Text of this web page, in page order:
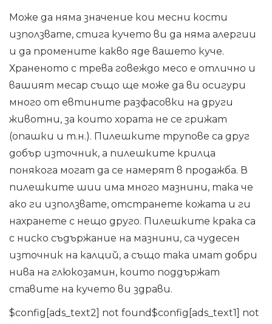
Може да няма значение кои месни кости
използвате, стига кучето ви да няма алергии
и да промените какво яде вашето куче.
Храненото с трева говеждо месо е отлично и
вашият месар също ще може да ви осигури
много от евтините разфасовки на други
животни, за които хората не се грижат
(опашки и т.н.). Пилешките трупове са друг
добър източник, а пилешките крилца
понякога могат да се намерят в продажба. В
пилешките шии има много мазнини, така че
ако ги използвате, отстранете кожата и ги
нахранете с нещо друго. Пилешките крака са
с ниско съдържание на мазнини, са чудесен
източник на калций, а също така имат добри
нива на глюкозамин, които поддържат
ставите на кучето ви здрави.
$config[ads_text2] not found$config[ads_text1] not